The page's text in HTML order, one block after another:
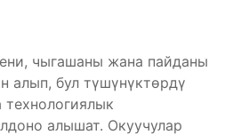
чыгашаны жана пайданы
алып, бул түшүнүктөрдү
алышат. Окуучулар